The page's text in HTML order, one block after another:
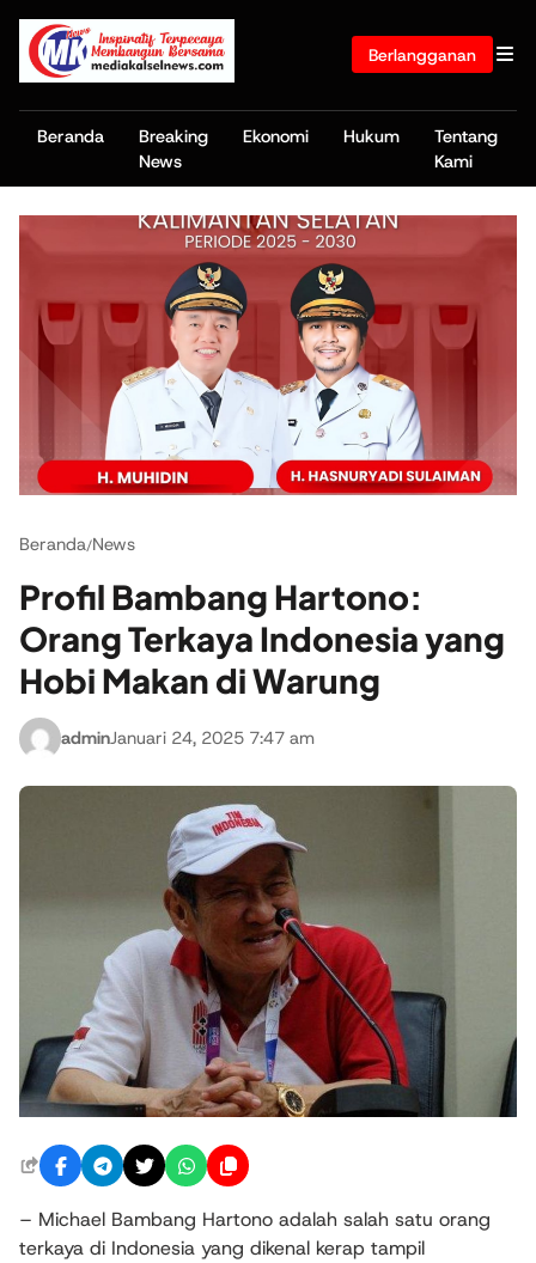
Berlangganan
Beranda
Breaking
News
Ekonomi Hukum
Tentang
Kami
Beranda/News
Profil Bambang Hartono:
Orang Terkaya Indonesia yang
Hobi Makan di Warung
adminJanuari 24, 2025 7:47 am
– Michael Bambang Hartono adalah salah satu orang
terkaya di Indonesia yang dikenal kerap tampil